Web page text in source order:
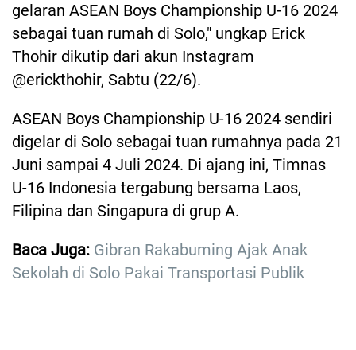
gelaran ASEAN Boys Championship U-16 2024
sebagai tuan rumah di Solo," ungkap Erick
Thohir dikutip dari akun Instagram
@erickthohir, Sabtu (22/6).
ASEAN Boys Championship U-16 2024 sendiri
digelar di Solo sebagai tuan rumahnya pada 21
Juni sampai 4 Juli 2024. Di ajang ini, Timnas
U-16 Indonesia tergabung bersama Laos,
Filipina dan Singapura di grup A.
Baca Juga: Gibran Rakabuming Ajak Anak
Sekolah di Solo Pakai Transportasi Publik